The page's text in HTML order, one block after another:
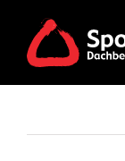
content